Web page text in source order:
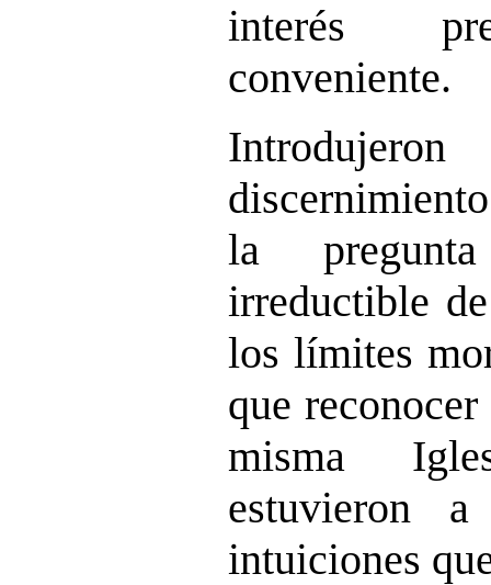
interés
conveniente.
la
irreductible
los límites
que
misma
estuvieron
intuiciones